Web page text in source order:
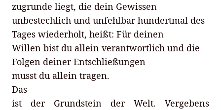
zugrunde liegt, die dein Gewissen
unbestechlich und unfehlbar hundertmal des
Tages wiederholt, heißt: Für deinen
Willen bist du allein verantwortlich und die
Folgen deiner Entschließungen
musst du allein tragen.
Das
ist der Grundstein der Welt. Vergebens